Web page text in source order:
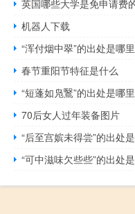
英国哪些大学是免申请费
机器人下载
“浑付烟中翠”的出处是哪里
春节重阳节特征是什么
“短蓬如凫鷖”的出处是哪里
70后女人过年装备图片
“后至宫嫔未得尝”的出处
“可中滋味欠些些”的出处